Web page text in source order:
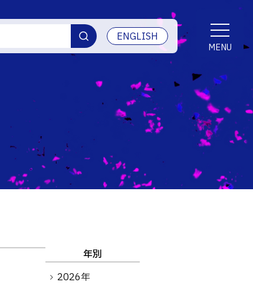
ENGLISH
年別
2026年
MENU
産学官連携・地域連携
受賞等
情報セキュリティ
アントレプレナーシップ